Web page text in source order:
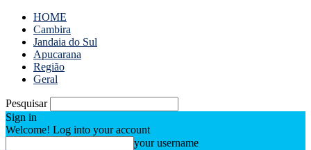
HOME
Cambira
Jandaia do Sul
Apucarana
Região
Geral
Pesquisar
Sign in
Welcome! Log into your account
your username